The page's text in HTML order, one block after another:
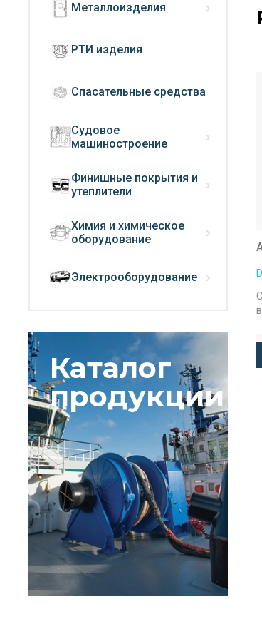
Металлоизделия
РТИ изделия
Спасательные средства
Судовое
машиностроение
Финишные покрытия и
утеплители
Химия и химическое
оборудование
Электрооборудование
Каталог
продукции